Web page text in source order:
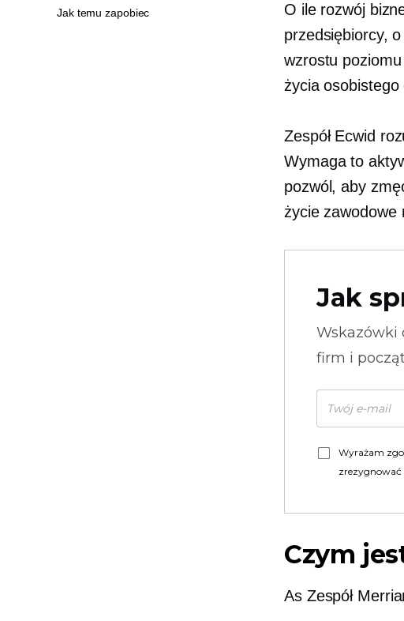
O ile rozwój
przedsiębiorcy,
wzrostu
życia osobistego
Zespół Ecwid
Wymaga to
pozwól, aby
życie zawodowe
Jak
Wskazówki
firm i
Wyrażam
zrezygnować
Czym
As Zespół
Jak temu zapobiec